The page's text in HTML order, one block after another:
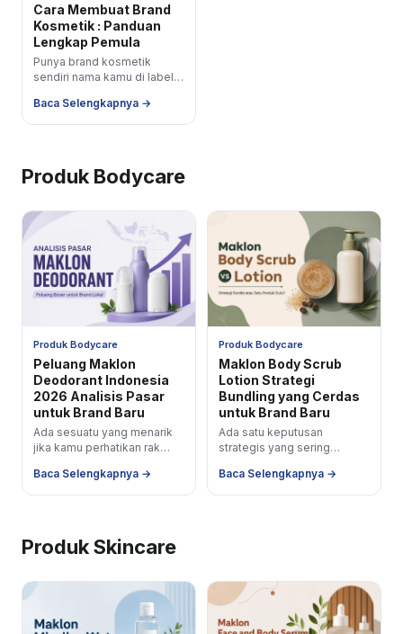
Cara Membuat Brand
Kosmetik : Panduan
Lengkap Pemula
Punya brand kosmetik
sendiri nama kamu di label
percaya, konsumen yang
setia itu bukan...
Baca Selengkapnya →
Produk Bodycare
Produk Bodycare
Peluang Maklon
Deodorant Indonesia
2026 Analisis Pasar
untuk Brand Baru
Ada sesuatu yang menarik
jika kamu perhatikan rak
atau marketplace:
deodorant adalah salah
Baca Selengkapnya →
Produk Bodycare
Maklon Body Scrub
Lotion Strategi
Bundling yang Cerdas
untuk Brand Baru
Ada satu keputusan
strategis yang sering
kategori body care apakah
sebaiknya mulai dengan
Baca Selengkapnya →
Produk Skincare